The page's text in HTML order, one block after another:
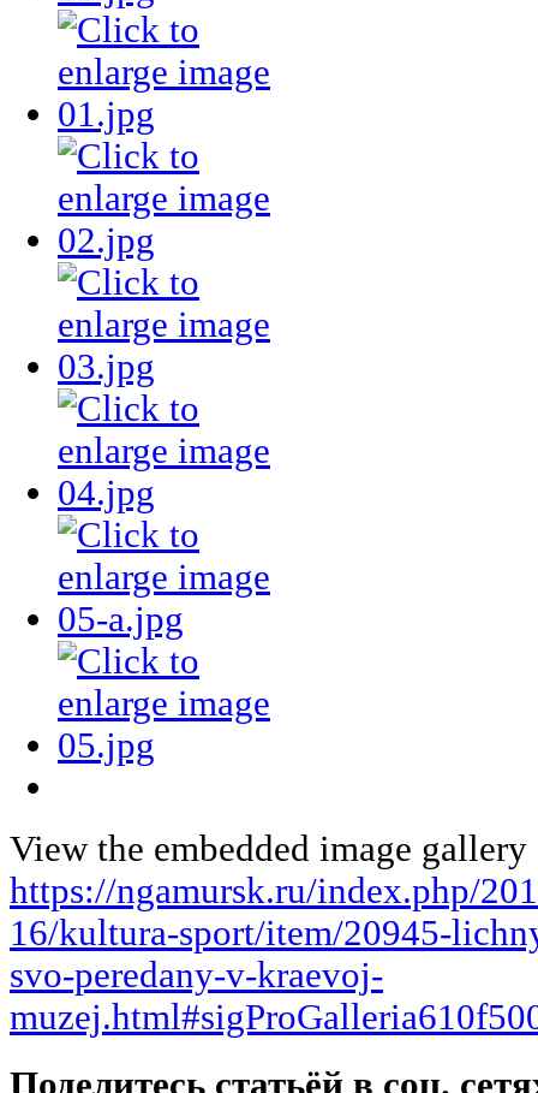
View the embedded image
https://ngamursk.ru/index.php/
16/kultura-sport/item/20945-
svo-peredany-v-kraevoj-
Поделитесь статьёй в соц.